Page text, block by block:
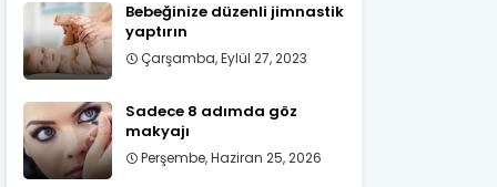
Bebeğinize düzenli jimnastik
yaptırın
Çarşamba, Eylül 27, 2023
Sadece 8 adımda göz
makyajı
Perşembe, Haziran 25, 2026